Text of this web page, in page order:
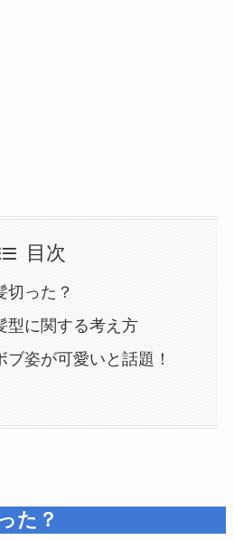
目次
切った？
型に関する考え方
ブ姿が可愛いと話題！
た？